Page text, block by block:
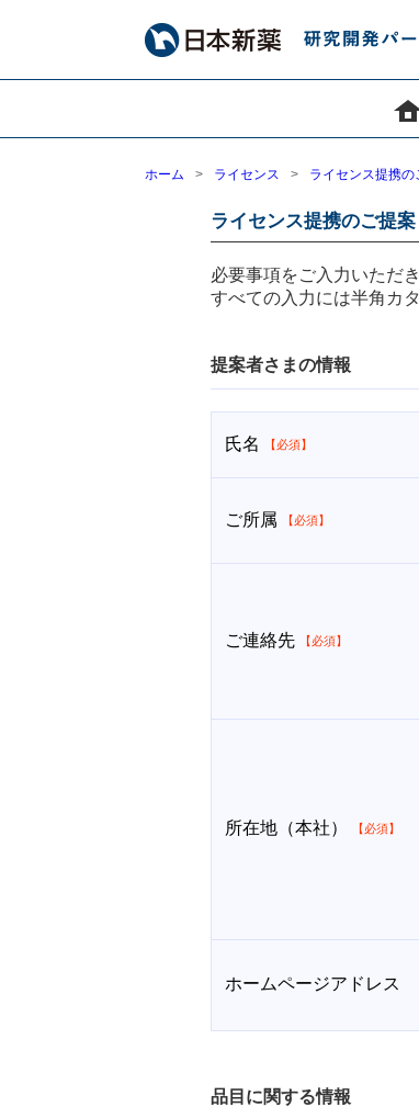
ホーム ライセンス ライセンス提携の
ライセンス提携のご提
必要事項をご入力いただ
すべての入力には半角カ
提案者さまの情報
氏名 【必須】
ご所属 【必須】
ご連絡先 【必須】
所在地（本社） 【必須】
ホームページアドレス
品目に関する情報